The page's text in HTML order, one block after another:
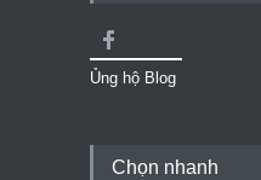
Ủng hộ Blog
Chọn nhanh